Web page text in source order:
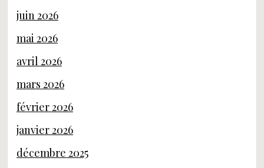
juin 2026
mai 2026
avril 2026
mars 2026
février 2026
janvier 2026
décembre 2025